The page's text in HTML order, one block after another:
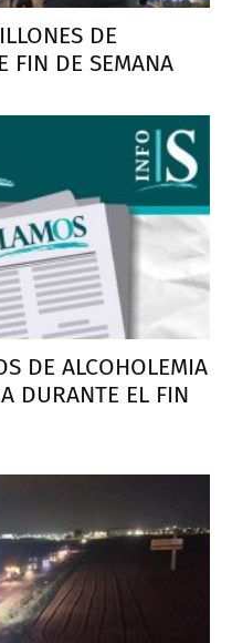
DE
FIN DE SEMANA
DE ALCOHOLEMIA
DURANTE EL FIN